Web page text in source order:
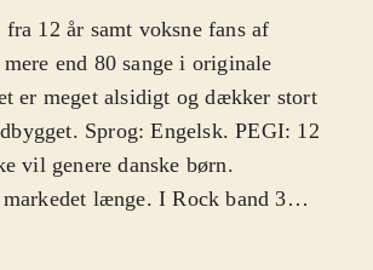
12 år samt voksne fans af
end 80 sange i originale
er meget alsidigt og dækker stort
Sprog: Engelsk. PEGI: 12
vil genere danske børn.
længe. I Rock band 3